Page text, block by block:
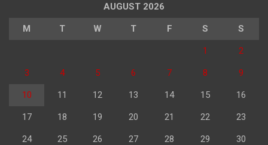
AUGUST 2026
M T W T F S S
1 2
3 4 5 6 7 8 9
10 11 12 13 14 15 16
17 18 19 20 21 22 23
24 25 26 27 28 29 30